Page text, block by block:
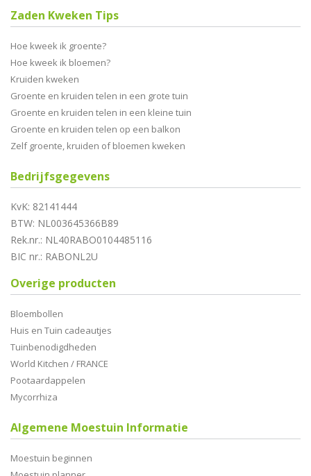
Zaden Kweken Tips
Hoe kweek ik groente?
Hoe kweek ik bloemen?
Kruiden kweken
Groente en kruiden telen in een grote tuin
Groente en kruiden telen in een kleine tuin
Groente en kruiden telen op een balkon
Zelf groente, kruiden of bloemen kweken
Bedrijfsgegevens
KvK: 82141444
BTW: NL003645366B89
Rek.nr.: NL40RABO0104485116
BIC nr.: RABONL2U
Overige producten
Bloembollen
Huis en Tuin cadeautjes
Tuinbenodigdheden
World Kitchen / FRANCE
Pootaardappelen
Mycorrhiza
Algemene Moestuin Informatie
Moestuin beginnen